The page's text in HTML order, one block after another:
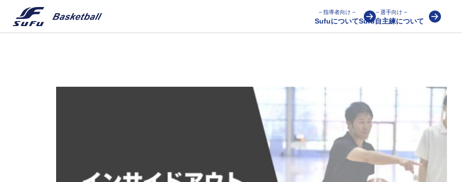
− 指導者向け −
Sufuについて
− 選手向け −
Sufu自主練について